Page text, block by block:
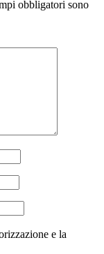
obbligatori sono
e la